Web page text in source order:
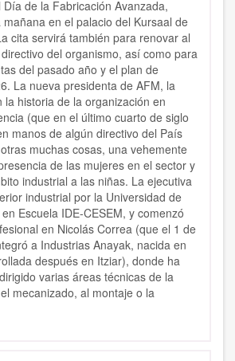
de la Fabricación Avanzada,
en el palacio del Kursaal de
cita servirá también para renovar al
del organismo, así como para
del pasado año y el plan de
La nueva presidenta de AFM, la
la historia de la organización en
(que en el último cuarto de siglo
manos de algún directivo del País
muchas cosas, una vehemente
de las mujeres en el sector y
industrial a las niñas. La ejecutiva
industrial por la Universidad de
Escuela IDE-CESEM, y comenzó
en Nicolás Correa (que el 1 de
a Industrias Anayak, nacida en
después en Itziar), donde ha
varias áreas técnicas de la
mecanizado, al montaje o la